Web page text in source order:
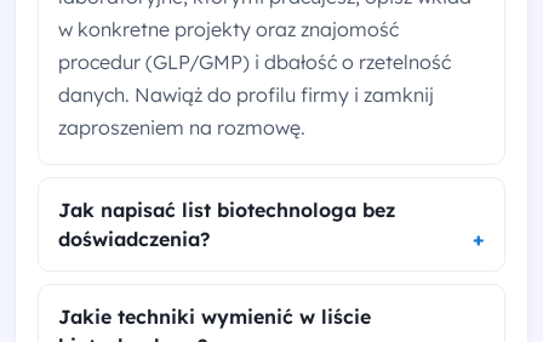
w konkretne projekty oraz znajomość
procedur (GLP/GMP) i dbałość o rzetelność
danych. Nawiąż do profilu firmy i zamknij
zaproszeniem na rozmowę.
Jak napisać list biotechnologa bez
doświadczenia?
Jakie techniki wymienić w liście